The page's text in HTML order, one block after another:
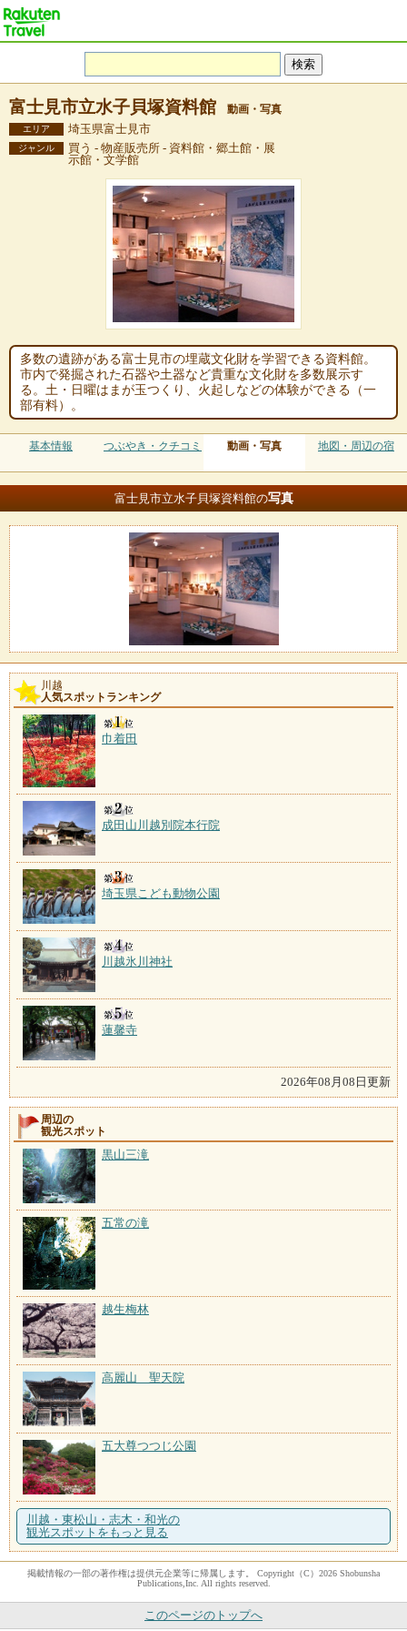
富士見市立水子貝塚資料館 動画・写真
エリア 埼玉県富士見市
ジャンル
買う - 物産販売所 - 資料館・郷土館・展
示館・文学館
多数の遺跡がある富士見市の埋蔵文化財を学習できる資料館。
市内で発掘された石器や土器など貴重な文化財を多数展示す
る。土・日曜はまが玉つくり、火起しなどの体験ができる（一
部有料）。
基本情報 つぶやき・クチコミ 動画・写真 地図・周辺の宿
富士見市立水子貝塚資料館の写真
川越
人気スポットランキング
巾着田
成田山川越別院本行院
埼玉県こども動物公園
川越氷川神社
蓮馨寺
2026年08月08日更新
周辺の
観光スポット
黒山三滝
五常の滝
越生梅林
高麗山 聖天院
五大尊つつじ公園
川越・東松山・志木・和光の
観光スポットをもっと見る
掲載情報の一部の著作権は提供元企業等に帰属します。 Copyright（C）2026 Shobunsha
Publications,Inc. All rights reserved.
このページのトップへ